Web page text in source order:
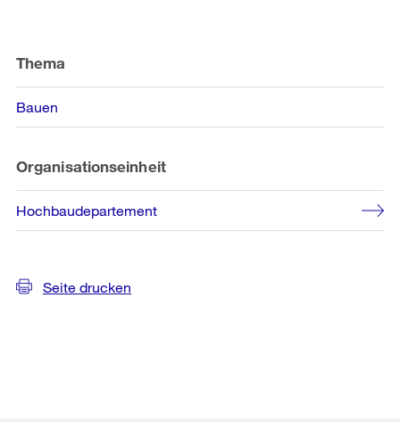
Informationen
Thema
Bauen
Organisationseinheit
Hochbaudepartement
Seite drucken